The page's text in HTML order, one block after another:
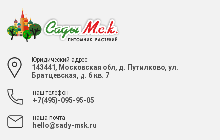
Юридический адрес:
143441, Московская обл, д. Путилково, ул.
Братцевская, д. 6 кв. 7
наш телефон
+7(495)-095-95-05
наша почта
hello@sady-msk.ru